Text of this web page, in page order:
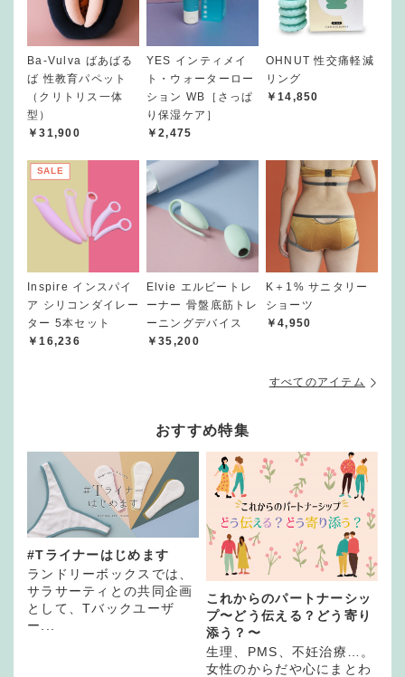
Ba-Vulva ばあばる
ば 性教育パペット
（クリトリス一体
型）
￥31,900
YES インティメイ
ト・ウォーターロー
ション WB［さっぱ
り保湿ケア］
￥2,475
OHNUT 性交痛軽減
リング
￥14,850
SALE
Inspire インスパイ
ア シリコンダイレー
ター 5本セット
￥16,236
Elvie エルビートレ
ーナー 骨盤底筋トレ
ーニングデバイス
￥35,200
K＋1% サニタリー
ショーツ
￥4,950
すべてのアイテム
おすすめ特集
#Tライナーはじめます
ランドリーボックスでは、
サラサーティとの共同企画
として、Tバックユーザ
ー...
これからのパートナーシッ
プ〜どう伝える？どう寄り
添う？〜
生理、PMS、不妊治療…。
女性のからだや心にまとわ